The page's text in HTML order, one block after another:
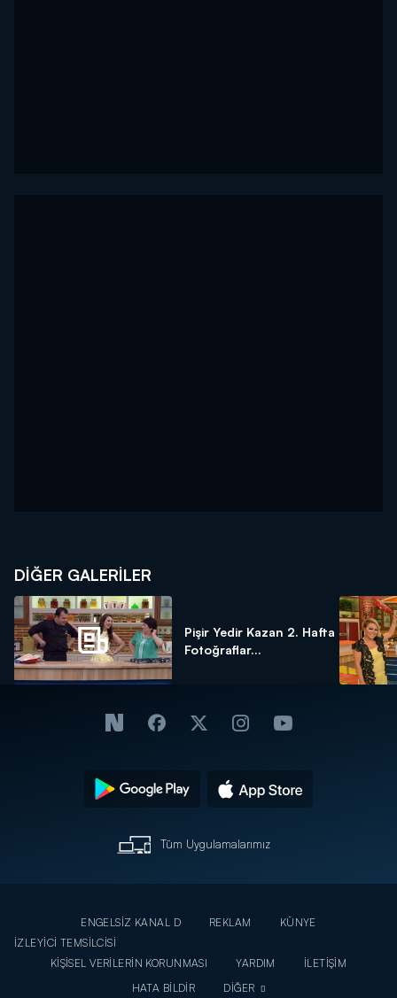
DİĞER GALERİLER
Pişir Yedir Kazan 2. Hafta
Fotoğraflar...
Tüm Uygulamalarımız
ENGELSİZ KANAL D REKLAM
KÜNYE
İZLEYİCİ TEMSİLCİSİ
KİŞİSEL VERİLERİN KORUNMASI
YARDIM
İLETİŞİM
HATA BİLDİR
DİĞER